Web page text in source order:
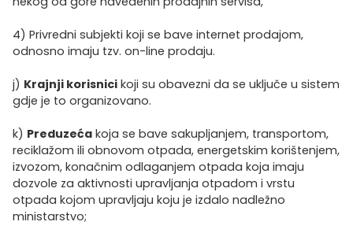
4) Privredni subjekti koji se bave internet prodajom,
odnosno imaju tzv. on-line prodaju.
j) Krajnji korisnici koji su obavezni da se uključe u sistem
gdje je to organizovano.
k) Preduzeća koja se bave sakupljanjem, transportom,
reciklažom ili obnovom otpada, energetskim korištenjem,
izvozom, konačnim odlaganjem otpada koja imaju
dozvole za aktivnosti upravljanja otpadom i vrstu
otpada kojom upravljaju koju je izdalo nadležno
ministarstvo;